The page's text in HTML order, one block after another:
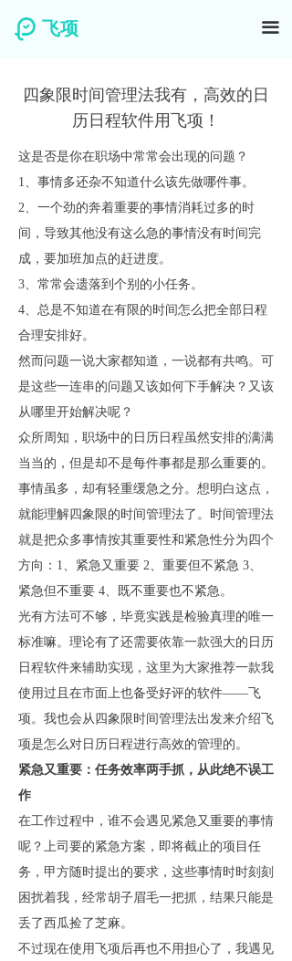
飞项 끀
四象限时间管理法我有，高效的日
历日程软件用飞项！
这是否是你在职场中常常会出现的问题？
1、事情多还杂不知道什么该先做哪件事。
2、一个劲的奔着重要的事情消耗过多的时
间，导致其他没有这么急的事情没有时间完
成，要加班加点的赶进度。
3、常常会遗落到个别的小任务。
4、总是不知道在有限的时间怎么把全部日程
合理安排好。
然而问题一说大家都知道，一说都有共鸣。可
是这些一连串的问题又该如何下手解决？又该
从哪里开始解决呢？
众所周知，职场中的日历日程虽然安排的满满
当当的，但是却不是每件事都是那么重要的。
事情虽多，却有轻重缓急之分。想明白这点，
就能理解四象限的时间管理法了。时间管理法
就是把众多事情按其重要性和紧急性分为四个
方向：1、紧急又重要 2、重要但不紧急 3、
紧急但不重要 4、既不重要也不紧急。
光有方法可不够，毕竟实践是检验真理的唯一
标准嘛。理论有了还需要依靠一款强大的日历
日程软件来辅助实现，这里为大家推荐一款我
使用过且在市面上也备受好评的软件——飞
项。我也会从四象限时间管理法出发来介绍飞
项是怎么对日历日程进行高效的管理的。
紧急又重要：任务效率两手抓，从此绝不误工
作
在工作过程中，谁不会遇见紧急又重要的事情
呢？上司要的紧急方案，即将截止的项目任
务，甲方随时提出的要求，这些事情时时刻刻
困扰着我，经常胡子眉毛一把抓，结果只能是
丢了西瓜捡了芝麻。
不过现在使用飞项后再也不用担心了，我遇见